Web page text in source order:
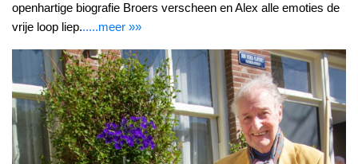
openhartige biografie Broers verscheen en Alex alle emoties de
vrije loop liep......meer »»